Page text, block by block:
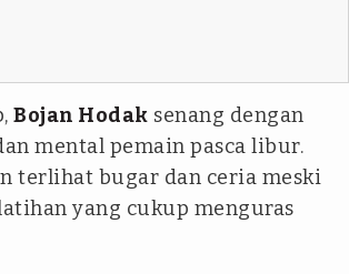
Bojan Hodak senang dengan
mental pemain pasca libur.
terlihat bugar dan ceria meski
yang cukup menguras